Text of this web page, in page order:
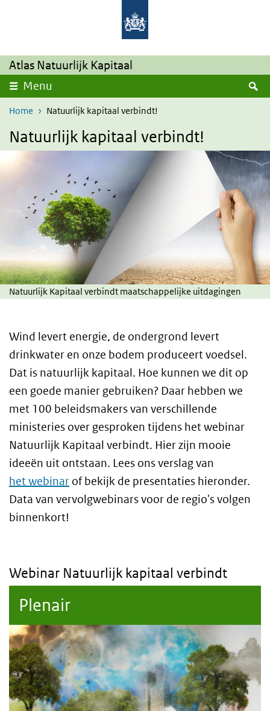
Overslaan en naar de inhoud gaan
Atlas Natuurlijk Kapitaal
Menu
Home Natuurlijk kapitaal verbindt!
Natuurlijk kapitaal verbindt!
Natuurlijk Kapitaal verbindt maatschappelijke uitdagingen
Wind levert energie, de ondergrond levert
drinkwater en onze bodem produceert voedsel.
Dat is natuurlijk kapitaal. Hoe kunnen we dit op
een goede manier gebruiken? Daar hebben we
met 100 beleidsmakers van verschillende
ministeries over gesproken tijdens het webinar
Natuurlijk Kapitaal verbindt. Hier zijn mooie
ideeën uit ontstaan. Lees ons verslag van
het webinar of bekijk de presentaties hieronder.
Data van vervolgwebinars voor de regio's volgen
binnenkort!
Webinar Natuurlijk kapitaal verbindt
Plenair